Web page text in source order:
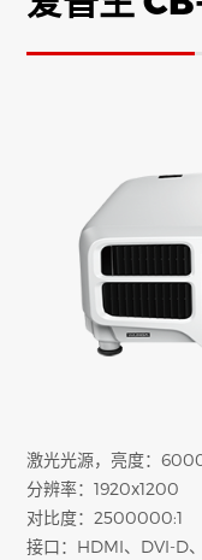
激光光源，亮度：6000
分辨率：1920x1200
对比度：2500000:1
接口：HDMI、DVI-D